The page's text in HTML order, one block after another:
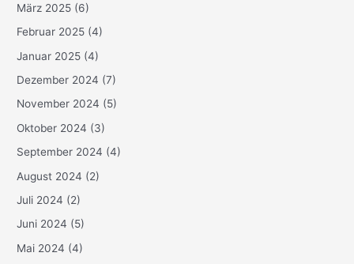
März 2025 (6)
Februar 2025 (4)
Januar 2025 (4)
Dezember 2024 (7)
November 2024 (5)
Oktober 2024 (3)
September 2024 (4)
August 2024 (2)
Juli 2024 (2)
Juni 2024 (5)
Mai 2024 (4)